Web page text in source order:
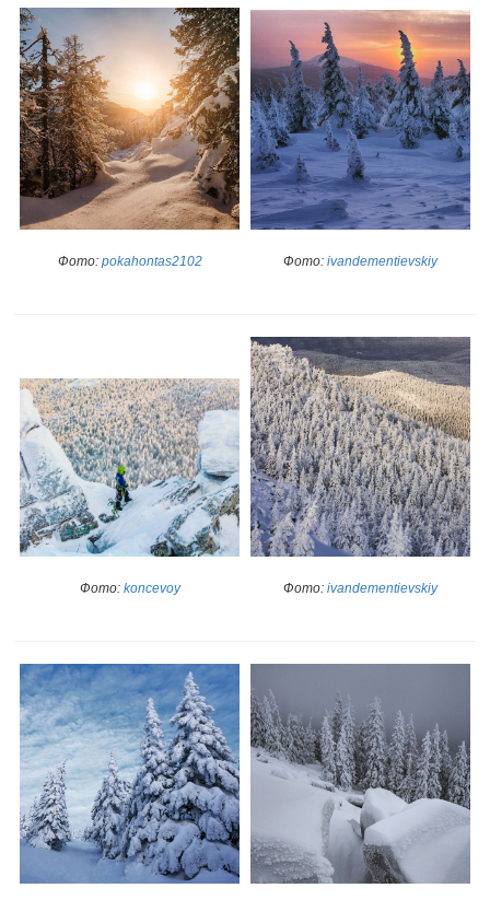
Фото: pokahontas2102 Фото: ivandementievskiy
Фото: koncevoy Фото: ivandementievskiy